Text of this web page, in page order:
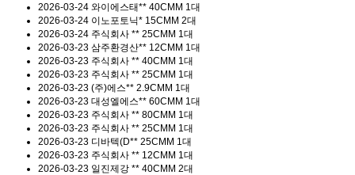
2026-03-24 와이에스태** 40CMM 1대
2026-03-24 이노포토닉* 15CMM 2대
2026-03-24 주식회사 ** 25CMM 1대
2026-03-23 삼주환경산** 12CMM 1대
2026-03-23 주식회사 ** 40CMM 1대
2026-03-23 주식회사 ** 25CMM 1대
2026-03-23 (주)에스** 2.9CMM 1대
2026-03-23 대성엘에스** 60CMM 1대
2026-03-23 주식회사 ** 80CMM 1대
2026-03-23 주식회사 ** 25CMM 1대
2026-03-23 디바텍(D** 25CMM 1대
2026-03-23 주식회사 ** 12CMM 1대
2026-03-23 일진제강 ** 40CMM 2대